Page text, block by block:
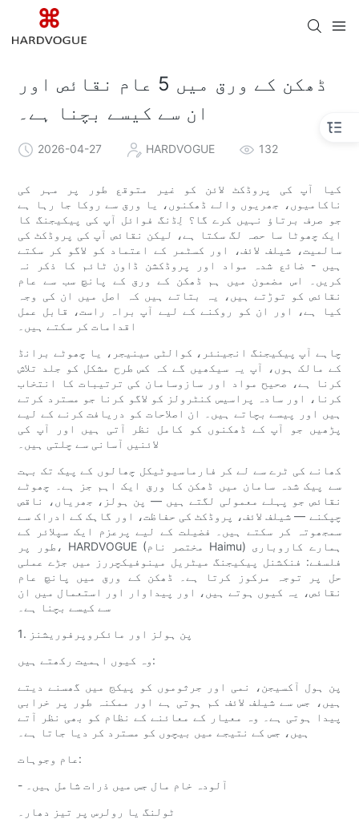
ڈھکن کے ورق میں 5 عام نقائص اور
ان سے کیسے بچنا ہے۔
2026-04-27 HARDVOGUE 132
کیا آپ کی پروڈکٹ لائن کو غیر متوقع طور پر مہر کی
ناکامیوں، جھریوں والے ڈھکنوں، یا ورق سے روکا جا رہا ہے
جو صرف برتاؤ نہیں کرے گا؟ لِڈنگ فوائل آپ کی پیکیجنگ کا
ایک چھوٹا سا حصہ لگ ​​سکتا ہے، لیکن نقائص آپ کی پروڈکٹ کی
سالمیت، شیلف لائف، اور کسٹمر کے اعتماد کو لاگو کر سکتے
ہیں - ضائع شدہ مواد اور پروڈکشن ڈاون ٹائم کا ذکر نہ
کریں۔ اس مضمون میں ہم ڈھکن کے ورق کے پانچ سب سے عام
نقائص کو توڑتے ہیں، یہ بتاتے ہیں کہ اصل میں ان کی وجہ
کیا ہے، اور ان کو روکنے کے لیے آپ براہ راست، قابل عمل
اقدامات کر سکتے ہیں۔
چاہے آپ پیکیجنگ انجینئر، کوالٹی مینیجر، یا چھوٹے برانڈ
کے مالک ہوں، آپ یہ سیکھیں گے کہ کس طرح مشکل کو جلد تلاش
کرنا ہے، صحیح مواد اور سازوسامان کی ترتیبات کا انتخاب
کرنا، اور سادہ پراسیس کنٹرولز کو لاگو کرنا جو مسترد کرتے
ہیں اور پیسے بچاتے ہیں۔ ان اصلاحات کو دریافت کرنے کے لیے
پڑھیں جو آپ کے ڈھکنوں کو کامل نظر آتی ہیں اور آپ کی
لائنیں آسانی سے چلتی ہیں۔
کھانے کی ٹرے سے لے کر فارماسیوٹیکل چھالوں کے پیک تک بہت
سے پیک شدہ سامان میں ڈھکن کا ورق ایک اہم جز ہے۔ چھوٹے
نقائص جو پہلے معمولی لگتے ہیں — پن ہولز، جھریاں، ناقص
چپکنے — شیلف لائف، پروڈکٹ کی حفاظت، اور گاہک کے ادراک سے
سمجھوتہ کر سکتے ہیں۔ فضیلت کے لیے پرعزم ایک سپلائر کے
طور پر، HARDVOGUE (مختصر نام Haimu) ہمارے کاروباری
فلسفے: فنکشنل پیکیجنگ میٹریل مینوفیکچررز میں جڑے عملی
حل پر توجہ مرکوز کرتا ہے۔ ڈھکن کے ورق میں پانچ عام
نقائص، یہ کیوں ہوتے ہیں، اور پیداوار اور استعمال میں ان
سے کیسے بچنا ہے۔
1. پن ہولز اور مائکروپرفوریشنز
وہ کیوں اہمیت رکھتے ہیں:
پن ہول آکسیجن، نمی اور جرثوموں کو پیکج میں گھسنے دیتے
ہیں، جس سے شیلف لائف کم ہوتی ہے اور ممکنہ طور پر خرابی
پیدا ہوتی ہے۔ وہ معیار کے معائنے کے نظام کو بھی نظر آتے
ہیں، جس کے نتیجے میں بیچوں کو مسترد کر دیا جاتا ہے۔
عام وجوہات:
- آلودہ خام مال جس میں ذرات شامل ہیں۔
ٹولنگ یا رولرس پر تیز دھار۔